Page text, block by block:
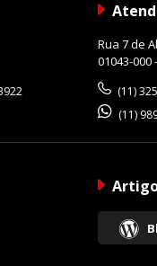
da fotografia em
Rua 7 de
01043-000
(11)
(11)